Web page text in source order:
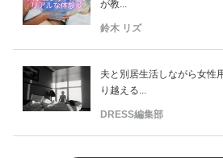
が教...
鈴木 リズ
夫と別居生活しながら女性
り越える...
DRESS編集部